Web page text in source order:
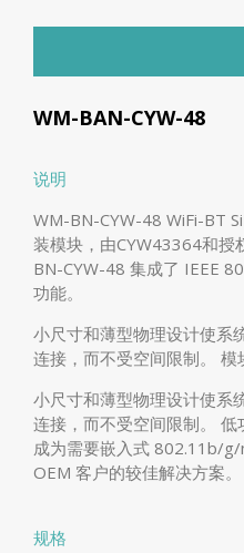
WM-BAN-CYW-48
说明
WM-BN-CYW-48 WiFi-BT
装模块，由CYW43364和
BN-CYW-48 集成了 IEEE
功能。
小尺寸和薄型物理设计使系
连接，而不受空间限制。 模
小尺寸和薄型物理设计使系
连接，而不受空间限制。
成为需要嵌入式 802.11b/
OEM 客户的较佳解决方案。
规格